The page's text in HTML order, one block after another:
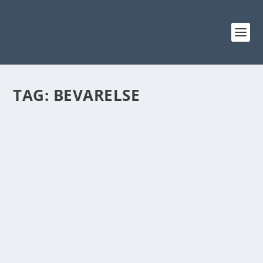
TAG: BEVARELSE